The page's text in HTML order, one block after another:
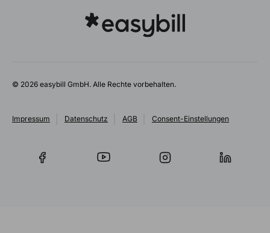
© 2026 easybill GmbH. Alle Rechte vorbehalten.
Impressum Datenschutz AGB Consent-Einstellungen